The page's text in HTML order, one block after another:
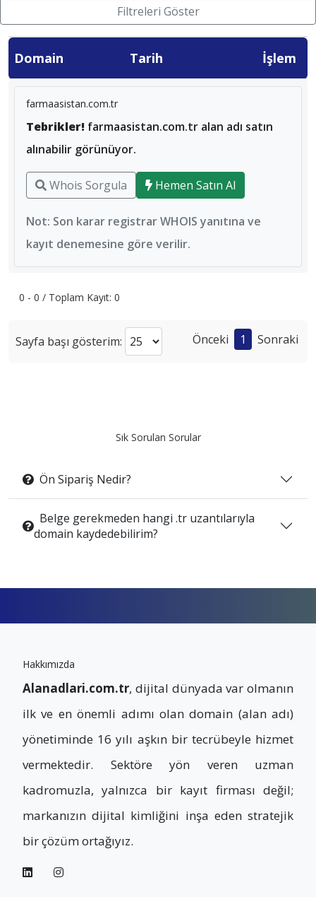
Filtreleri Göster
Domain Tarih İşlem
farmaasistan.com.tr
Tebrikler! farmaasistan.com.tr alan adı satın
alınabilir görünüyor.
Whois Sorgula Hemen Satın Al
Not: Son karar registrar WHOIS yanıtına ve
kayıt denemesine göre verilir.
0 - 0 / Toplam Kayıt: 0
Sayfa başı gösterim: Önceki 1 Sonraki
Sık Sorulan Sorular
Ön Sipariş Nedir?
Belge gerekmeden hangi .tr uzantılarıyla
domain kaydedebilirim?
Hakkımızda
Alanadlari.com.tr, dijital dünyada var olmanın
ilk ve en önemli adımı olan domain (alan adı)
yönetiminde 16 yılı aşkın bir tecrübeyle hizmet
vermektedir. Sektöre yön veren uzman
kadromuzla, yalnızca bir kayıt firması değil;
markanızın dijital kimliğini inşa eden stratejik
bir çözüm ortağıyız.